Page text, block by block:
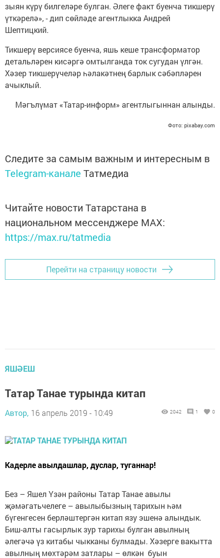
зыян күрү билгеләре булган. Әлеге факт буенча тикшерү
үткәрелә», - дип сөйләде агентлыкка Андрей
Шептицкий.
Тикшерү версиясе буенча, яшь кеше трансформатор
детальләрен кисәргә омтылганда ток сугудан үлгән.
Хәзер тикшерүчеләр һәлакәтнең барлык сәбәпләрен
ачыклый.
Мәгълүмат «Татар-информ» агентлыгыннан алынды.
Фото: pixabay.com
Следите за самым важным и интересным в
Telegram-канале Татмедиа
Читайте новости Татарстана в
национальном мессенджере MАХ:
https://max.ru/tatmedia
Перейти на страницу новости
ЯШӘЕШ
Татар Танае турында китап
Автор, 16 апрель 2019 - 10:49 2042 1 0
Кадерле авылдашлар, дуслар, туганнар!
Без – Яшел Үзән районы Татар Танае авылы
җәмәгатьчелеге – авылыбызның тарихын һәм
бүгенгесен берләштергән китап язу эшенә алындык.
Биш-алты гасырлык зур тарихы булган авылның
әлегәчә үз китабы чыкканы булмады. Хәзерге вакытта
авылның мөхтәрәм затлары – өлкән буын